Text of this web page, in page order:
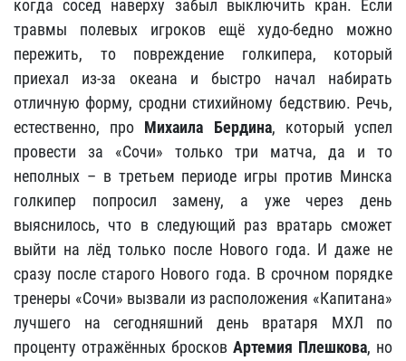
когда сосед наверху забыл выключить кран. Если
травмы полевых игроков ещё худо-бедно можно
пережить, то повреждение голкипера, который
приехал из-за океана и быстро начал набирать
отличную форму, сродни стихийному бедствию. Речь,
естественно, про Михаила Бердина, который успел
провести за «Сочи» только три матча, да и то
неполных – в третьем периоде игры против Минска
голкипер попросил замену, а уже через день
выяснилось, что в следующий раз вратарь сможет
выйти на лёд только после Нового года. И даже не
сразу после старого Нового года. В срочном порядке
тренеры «Сочи» вызвали из расположения «Капитана»
лучшего на сегодняшний день вратаря МХЛ по
проценту отражённых бросков Артемия Плешкова, но